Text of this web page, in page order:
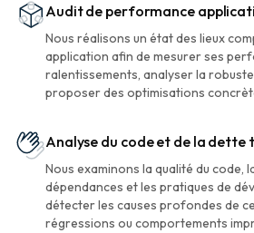
Audit de performance
Nous réalisons un état des lieux
application afin de mesurer ses
ralentissements, analyser la
proposer des optimisations
Analyse du code et de la dette
Nous examinons la qualité du code,
dépendances et les pratiques de
détecter les causes profondes de
régressions ou comportements